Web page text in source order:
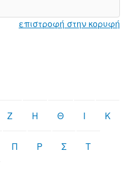
επιστροφή στην κορυφή
Ζ Η Θ Ι Κ
Π Ρ Σ Τ